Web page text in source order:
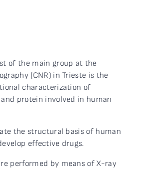
of the main group at the
(CNR) in Trieste is the
characterization of
protein involved in human
the structural basis of human
effective drugs.
performed by means of X-ray